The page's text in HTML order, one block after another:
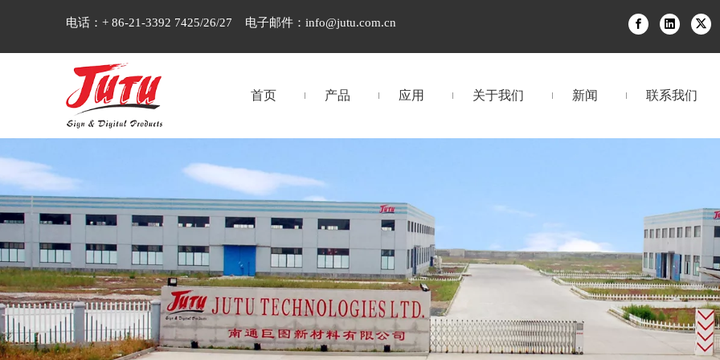
电话：+ 86-21-3392 7425/26/27 电子邮件： info@jutu.com.cn
首页 产品 应用 关于我们 新闻 联系我们